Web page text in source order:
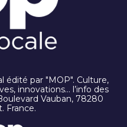
édité par "MOP". Culture,
innovations… l’info des
Vauban, 78280
France.